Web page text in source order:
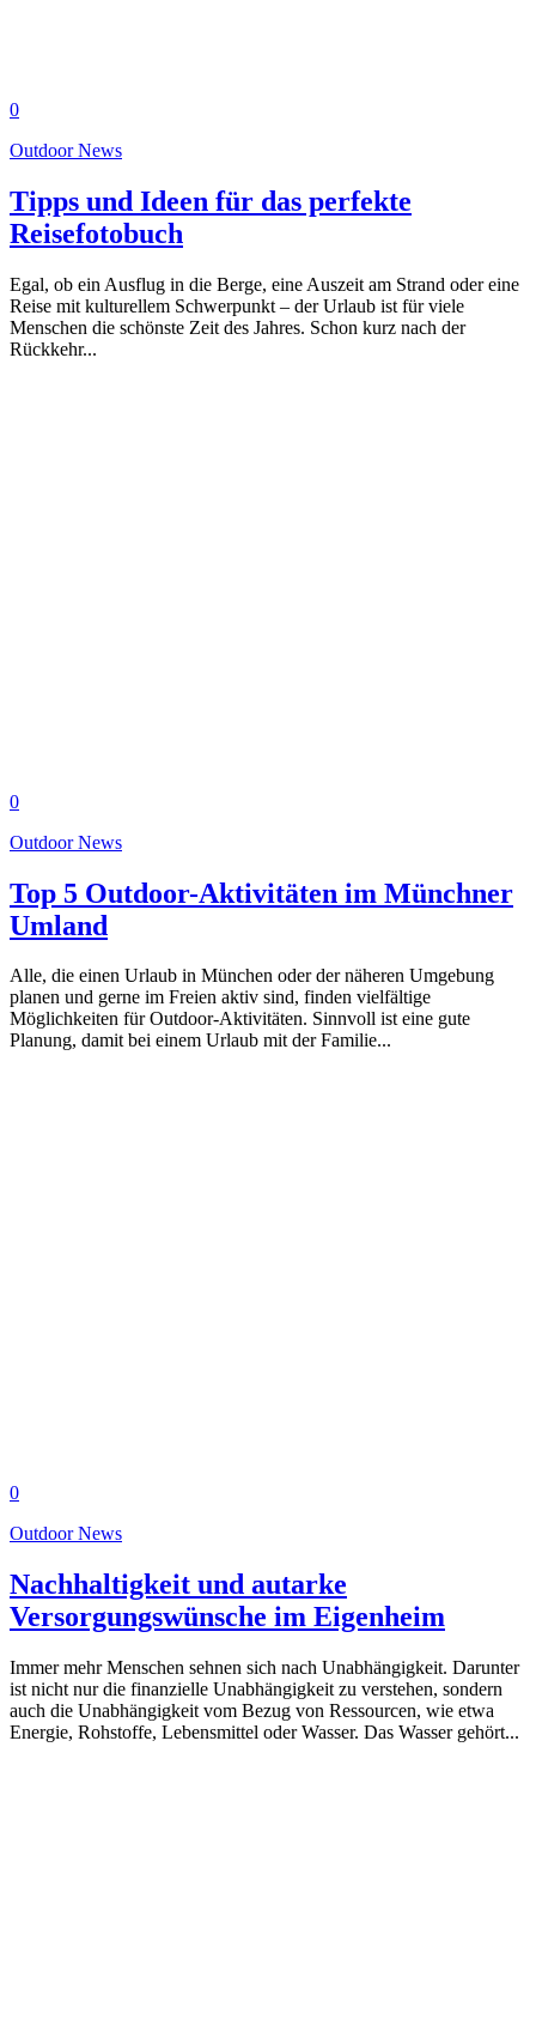
0
Outdoor News
Tipps und Ideen für das perfekte
Reisefotobuch
Egal, ob ein Ausflug in die Berge, eine Auszeit am Strand oder eine
Reise mit kulturellem Schwerpunkt – der Urlaub ist für viele
Menschen die schönste Zeit des Jahres. Schon kurz nach der
Rückkehr...
0
Outdoor News
Top 5 Outdoor-Aktivitäten im Münchner
Umland
Alle, die einen Urlaub in München oder der näheren Umgebung
planen und gerne im Freien aktiv sind, finden vielfältige
Möglichkeiten für Outdoor-Aktivitäten. Sinnvoll ist eine gute
Planung, damit bei einem Urlaub mit der Familie...
0
Outdoor News
Nachhaltigkeit und autarke
Versorgungswünsche im Eigenheim
Immer mehr Menschen sehnen sich nach Unabhängigkeit. Darunter
ist nicht nur die finanzielle Unabhängigkeit zu verstehen, sondern
auch die Unabhängigkeit vom Bezug von Ressourcen, wie etwa
Energie, Rohstoffe, Lebensmittel oder Wasser. Das Wasser gehört...